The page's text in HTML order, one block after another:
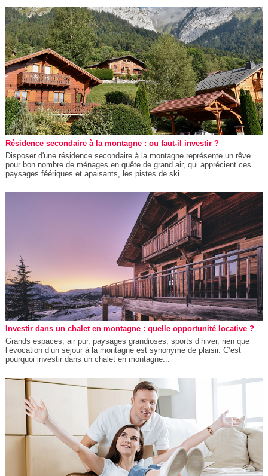
Résidence secondaire à la montagne : ou faut-il investir ?
Disposer d'une résidence secondaire à la montagne représente un rêve
pour bon nombre de ménages en quête de grand air, qui apprécient ces
paysages féériques et apaisants, les pistes de ski...
Investir dans un chalet en montagne : quelle opportunité locative ?
Grands espaces, air pur, paysages grandioses, sports d’hiver, rien que
l’évocation d’un séjour à la montagne est synonyme de plaisir. C’est
pourquoi investir dans un chalet en montagne...